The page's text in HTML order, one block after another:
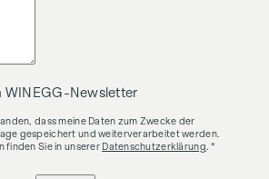
WINEGG-Newsletter
dass meine Daten zum Zwecke der
gespeichert und weiterverarbeitet werden.
finden Sie in unserer Datenschutzerklärung . *